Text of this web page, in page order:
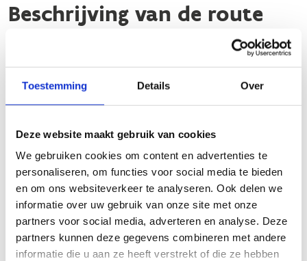
Toestemming Details Over
Deze website maakt gebruik van cookies
We gebruiken cookies om content en advertenties te
personaliseren, om functies voor social media te bieden
en om ons websiteverkeer te analyseren. Ook delen we
informatie over uw gebruik van onze site met onze
partners voor social media, adverteren en analyse. Deze
partners kunnen deze gegevens combineren met andere
informatie die u aan ze heeft verstrekt of die ze hebben
Beschrijving van de route
De looproute in Hoogstraten, specifiek in het prachtige
domein Wortel-Kolonie, biedt een geweldige ervaring voor
zowel beginnende als ervaren lopers. Dit gebied, dat in 2021
: 4,6 km, 95% onverhard, loopt langs
Bootjesven.
Blauwe lus : 6,1 km, 95% onverhard, loopt door
grote dreven en single track paden.
Rode lus: 9,53 km, 94% onverhard, combineert de
groene en blauwe lus en bevat alle
bezienswaardigheden.